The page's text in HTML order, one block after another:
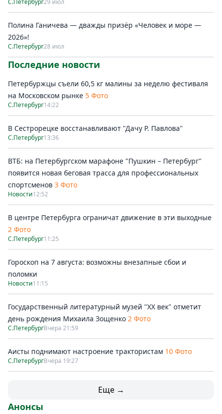
С.Петербург29 июл
Полина Ганичева — дважды призёр «Человек и море —
2026»!
С.Петербург28 июл
Последние новости
Петербуржцы съели 60,5 кг малины за неделю фестиваля
на Московском рынке 5 Фото
С.Петербург14:22
В Сестрорецке восстанавливают "Дачу Р. Павлова"
С.Петербург13:36
ВТБ: на Петербургском марафоне "Пушкин – Петербург"
появится новая беговая трасса для профессиональных
спортсменов 3 Фото
Новости12:52
В центре Петербурга ограничат движение в эти выходные
2 Фото
С.Петербург11:25
Гороскоп на 7 августа: возможны внезапные сбои и
поломки
Новости11:15
Государственный литературный музей "ХХ век" отметит
день рождения Михаила Зощенко 2 Фото
С.ПетербургВчера 21:59
Аисты поднимают настроение трактористам 10 Фото
С.ПетербургВчера 19:27
Еще →
Анонсы